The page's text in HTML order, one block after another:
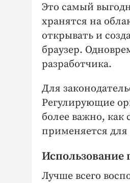
Это самый
хранятся на
открывать и
браузер.
разработчика.
Для
Регулирующие
более важно,
применяется
Использование
Лучше всего